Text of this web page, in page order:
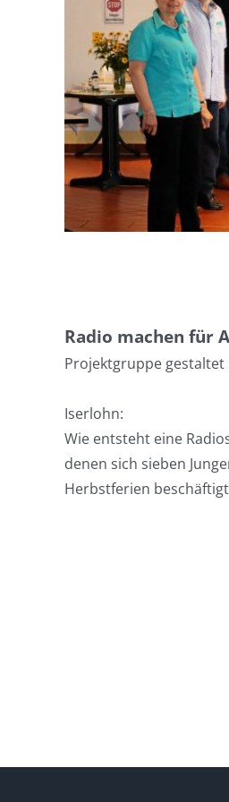
Radio machen für
Projektgruppe gestaltet
Iserlohn:
Wie entsteht eine
denen sich sieben
Herbstferien